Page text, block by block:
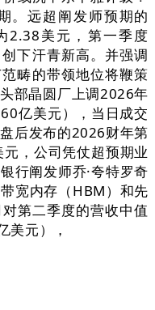
。远超阐发师预期的
2.38美元，第一季度
下汗青新高。并强调
畴的带领地位将鞭策
部晶圆厂上调2026年
亿美元），当日成交
后发布的2026财年第
，公司凭仗超预期业
行阐发师乔·夸特罗奇
宽内存（HBM）和先
第二季度的营收中值
美元），